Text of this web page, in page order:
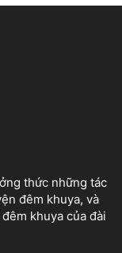
thức những tác
đêm khuya, và
khuya của đài